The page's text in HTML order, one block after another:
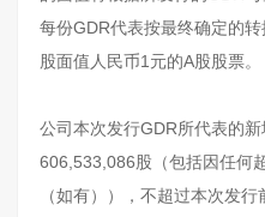
每份GDR代表按最终确定的
股面值人民币1元的A股股票。
公司本次发行GDR所代表的
606,533,086股（包括因任何
（如有）），不超过本次发